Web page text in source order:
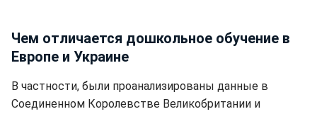
Чем отличается дошкольное обучение в
Европе и Украине
В частности, были проанализированы данные в
Соединенном Королевстве Великобритании и